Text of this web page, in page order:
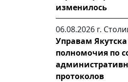
изменилось
06.08.2026 г.
Управам
полномочия по
протоколов